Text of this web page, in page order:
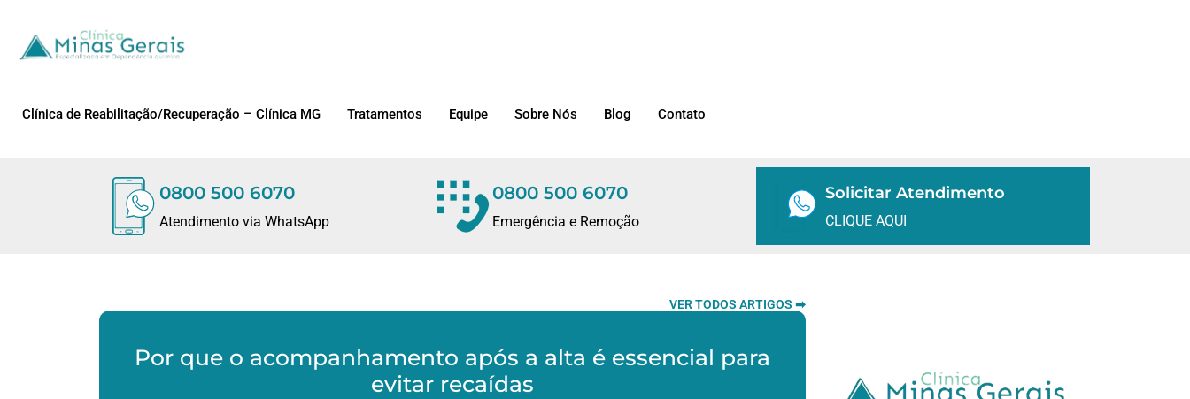
Clínica de Reabilitação/Recuperação – Clínica MG Tratamentos Equipe Sobre Nós Blog Contato
0800 500 6070
Atendimento via WhatsApp
0800 500 6070
Emergência e Remoção
Solicitar Atendimento
CLIQUE AQUI
VER TODOS ARTIGOS ➡
Por que o acompanhamento após a alta é essencial para
evitar recaídas